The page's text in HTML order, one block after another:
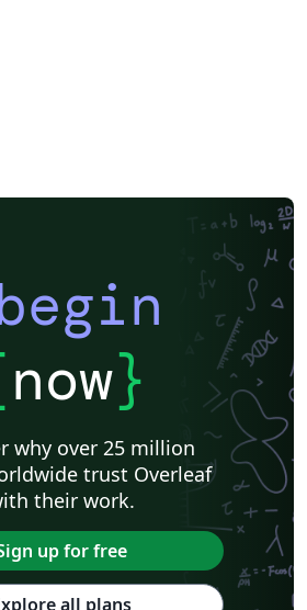
now}
why over 25 million
trust Overleaf
their work.
up for free
all plans